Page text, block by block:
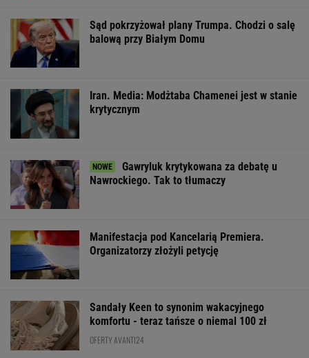
Sąd pokrzyżował plany Trumpa. Chodzi o salę
balową przy Białym Domu
Iran. Media: Modżtaba Chamenei jest w stanie
krytycznym
Gawryluk krytykowana za debatę u
Nawrockiego. Tak to tłumaczy
Manifestacja pod Kancelarią Premiera.
Organizatorzy złożyli petycję
Sandały Keen to synonim wakacyjnego
komfortu - teraz tańsze o niemal 100 zł
OFERTY AVANTI24